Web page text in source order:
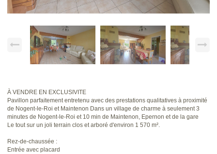
À VENDRE EN EXCLUSIVITE
Pavillon parfaitement entretenu avec des prestations qualitatives à proximité
de Nogent-le-Roi et Maintenon Dans un village de charme à seulement 3
minutes de Nogent-le-Roi et 10 min de Maintenon, Epernon et de la gare
Le tout sur un joli terrain clos et arboré d'environ 1 570 m².
Rez-de-chaussée :
Entrée avec placard